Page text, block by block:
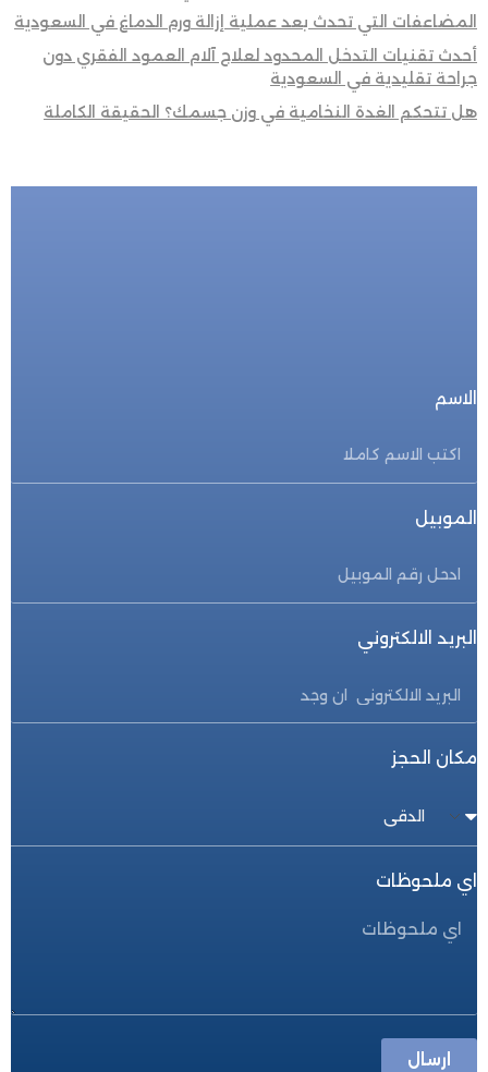
المضاعفات التي تحدث بعد عملية إزالة ورم الدماغ في السعودية
أحدث تقنيات التدخل المحدود لعلاج آلام العمود الفقري دون
جراحة تقليدية في السعودية
هل تتحكم الغدة النخامية في وزن جسمك؟ الحقيقة الكاملة
الاسم
الموبيل
البريد الالكتروني
مكان الحجز
اي ملحوظات
ارسال